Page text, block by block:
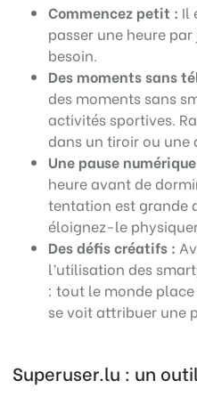
Commencez petit : Il
passer une heure
besoin.
Des moments sans
des moments sans
activités sportives.
dans un tiroir ou une
Une pause
heure avant de
tentation est grande
éloignez-le
Des défis créatifs :
l’utilisation des
: tout le monde
se voit attribuer une
Superuser.lu : un outil